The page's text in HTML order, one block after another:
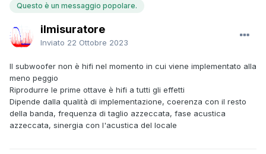
Questo è un messaggio popolare.
ilmisuratore
Inviato 22 Ottobre 2023
Il subwoofer non è hifi nel momento in cui viene implementato alla
meno peggio
Riprodurre le prime ottave è hifi a tutti gli effetti
Dipende dalla qualità di implementazione, coerenza con il resto
della banda, frequenza di taglio azzeccata, fase acustica
azzeccata, sinergia con l'acustica del locale